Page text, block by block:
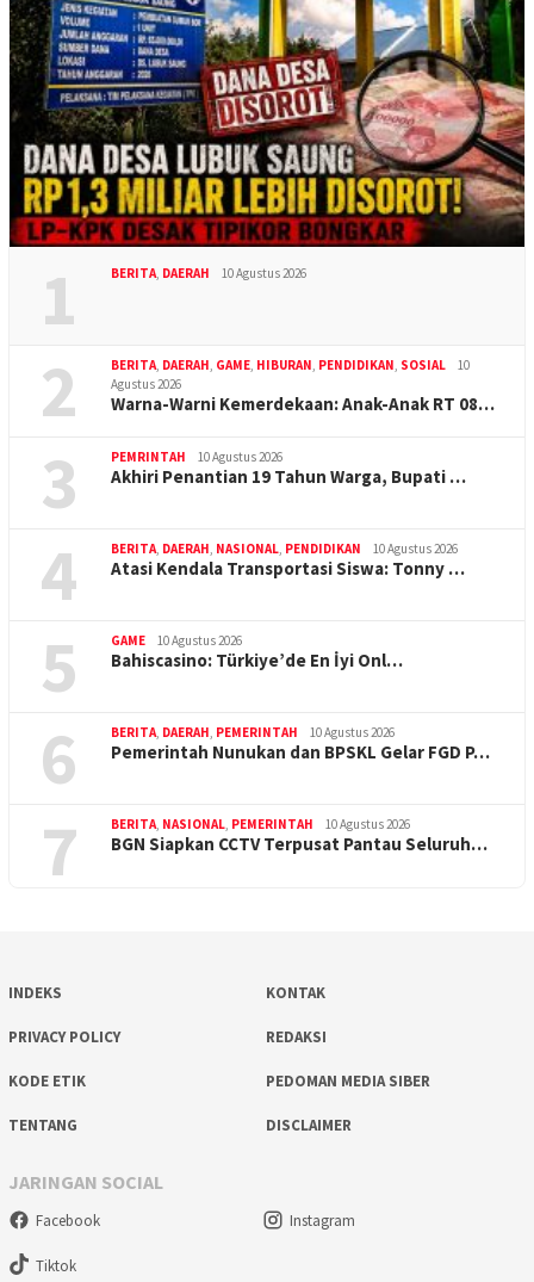
1 BERITA, DAERAH 10 Agustus 2026
2 BERITA, DAERAH, GAME, HIBURAN, PENDIDIKAN, SOSIAL
10
Agustus 2026
Warna-Warni Kemerdekaan: Anak-Anak RT 08…
3 PEMRINTAH 10 Agustus 2026
Akhiri Penantian 19 Tahun Warga, Bupati …
4 BERITA, DAERAH, NASIONAL, PENDIDIKAN 10 Agustus 2026
Atasi Kendala Transportasi Siswa: Tonny …
5 GAME 10 Agustus 2026
Bahiscasino: Türkiye’de En İyi Onl…
6 BERITA, DAERAH, PEMERINTAH 10 Agustus 2026
Pemerintah Nunukan dan BPSKL Gelar FGD P…
7 BERITA, NASIONAL, PEMERINTAH 10 Agustus 2026
BGN Siapkan CCTV Terpusat Pantau Seluruh…
INDEKS KONTAK
PRIVACY POLICY REDAKSI
KODE ETIK PEDOMAN MEDIA SIBER
TENTANG DISCLAIMER
JARINGAN SOCIAL
Facebook Instagram
Tiktok